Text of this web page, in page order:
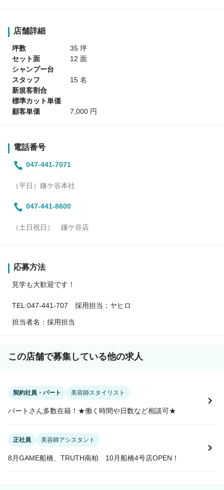
店舗詳細
坪数
35 坪
セット面
12 面
シャンプー台
スタッフ
15 名
新規客割合
標準カット単価
顧客単価
7,000 円
電話番号
047-441-7071
（平日）鎌ケ谷本社
047-441-8600
（土日祝日） 鎌ケ谷店
応募方法
見学も大歓迎です！
TEL:047-441-707 採用担当：ヤヒロ
担当者名：採用担当
この店舗で募集している他の求人
契約社員・パート 美容師スタイリスト
パートさん多数在籍！★働く時間や日数など相談可★
正社員 美容師アシスタント
8月GAME船橋、TRUTH南柏 10月船橋4号店OPEN！